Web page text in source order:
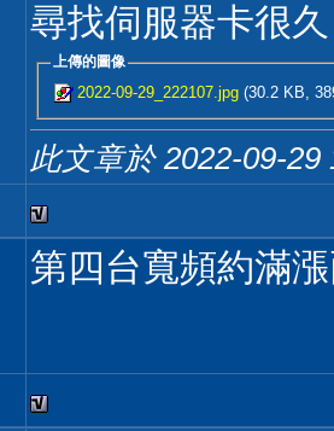
尋找伺服器卡很久
上傳的圖像
2022-09-29_222107.jpg (30.2 KB,
此文章於 2022-09-29
第四台寬頻約滿